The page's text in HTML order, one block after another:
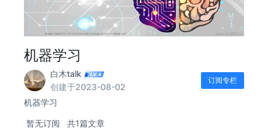
机器学习
白木talk
创建于2023-08-02
订阅专栏
机器学习
暂无订阅 共1篇文章